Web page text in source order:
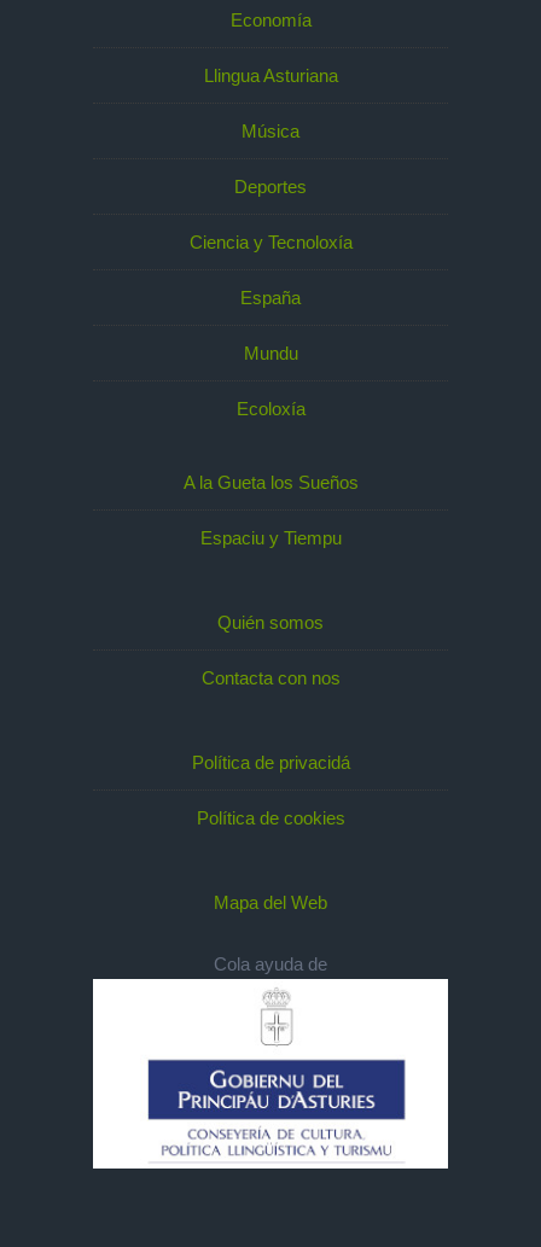
Economía
Llingua Asturiana
Música
Deportes
Ciencia y Tecnoloxía
España
Mundu
Ecoloxía
A la Gueta los Sueños
Espaciu y Tiempu
Quién somos
Contacta con nos
Política de privacidá
Política de cookies
Mapa del Web
Cola ayuda de